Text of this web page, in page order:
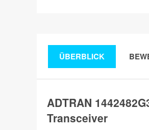
ÜBERBLICK
ADTRAN
Transceiver